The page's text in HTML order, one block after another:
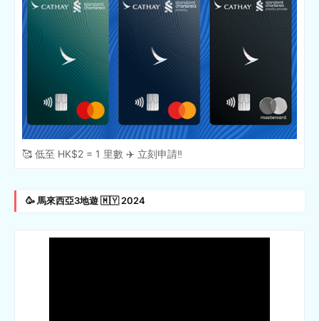
🥰 低至 HK$2 = 1 里數 ✈️ 立刻申請‼️
🥳 馬來西亞3地遊 🇲🇾 2024